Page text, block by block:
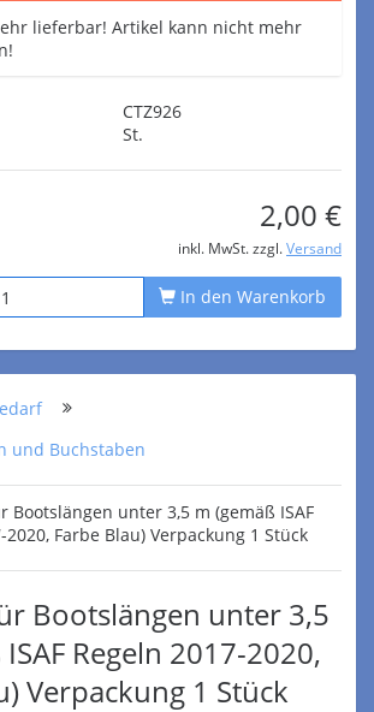
lieferbar! Artikel kann nicht mehr
CTZ926
St.
2,00 €
inkl. MwSt. zzgl. Versand
In den Warenkorb
und Buchstaben
Bootslängen unter 3,5
Regeln 2017-2020,
Verpackung 1 Stück